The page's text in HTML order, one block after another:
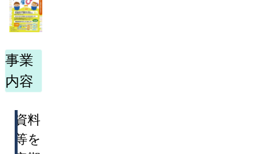
事業
内容
資料
等を